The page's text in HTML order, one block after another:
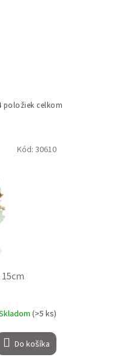
položiek celkom
(>5 ks)
Do košíka
Kód: 30610